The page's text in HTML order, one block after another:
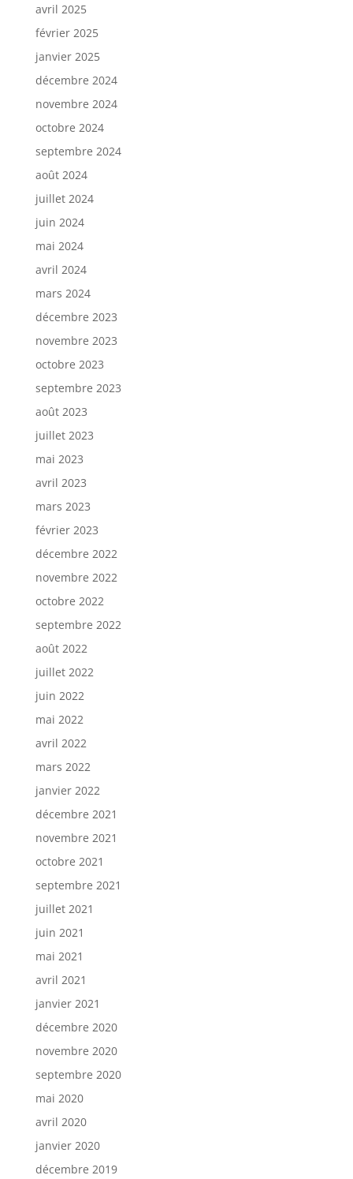
avril 2025
février 2025
janvier 2025
décembre 2024
novembre 2024
octobre 2024
septembre 2024
août 2024
juillet 2024
juin 2024
mai 2024
avril 2024
mars 2024
décembre 2023
novembre 2023
octobre 2023
septembre 2023
août 2023
juillet 2023
mai 2023
avril 2023
mars 2023
février 2023
décembre 2022
novembre 2022
octobre 2022
septembre 2022
août 2022
juillet 2022
juin 2022
mai 2022
avril 2022
mars 2022
janvier 2022
décembre 2021
novembre 2021
octobre 2021
septembre 2021
juillet 2021
juin 2021
mai 2021
avril 2021
janvier 2021
décembre 2020
novembre 2020
septembre 2020
mai 2020
avril 2020
janvier 2020
décembre 2019